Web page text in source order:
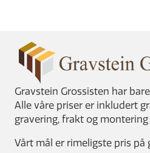
Gravstein Grossisten har
Alle våre priser er inkludert
gravering, frakt og montering
Vårt mål er rimeligste pris på